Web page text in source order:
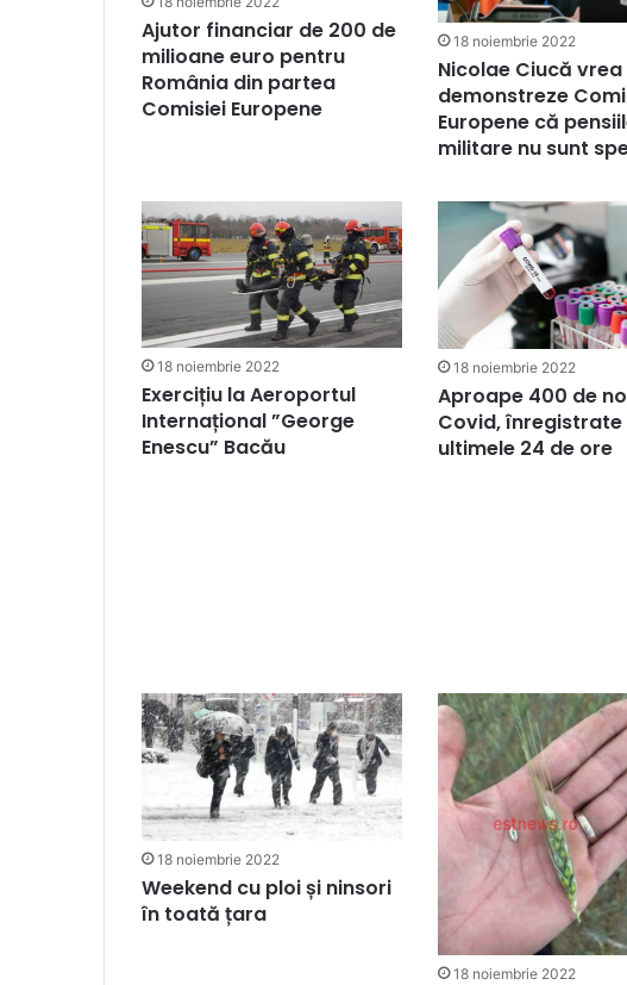
Ajutor financiar de 200 de
milioane euro pentru
România din partea
Comisiei Europene
18 noiembrie 2022
Nicolae Ciucă vrea
demonstreze
Europene că
militare nu sunt
18 noiembrie 2022
Exercițiu la Aeroportul
Internațional ”George
Enescu” Bacău
18 noiembrie 2022
Aproape 400 de
Covid, înregistrate
ultimele 24 de ore
18 noiembrie 2022
Weekend cu ploi și ninsori
în toată țara
18 noiembrie 2022